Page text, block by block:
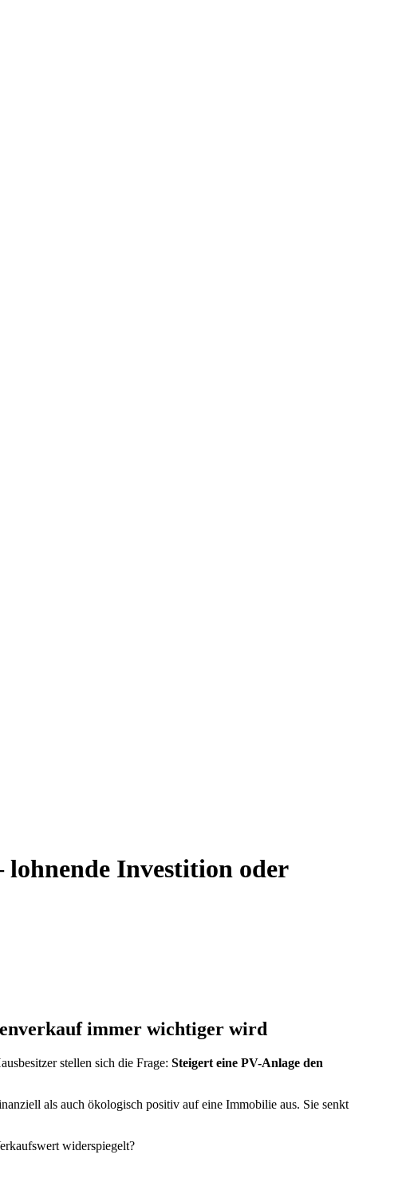
Investition oder
immer wichtiger wird
stellen sich die Frage: Steigert eine PV-Anlage den
als auch ökologisch positiv auf eine Immobilie aus. Sie senkt
widerspiegelt?